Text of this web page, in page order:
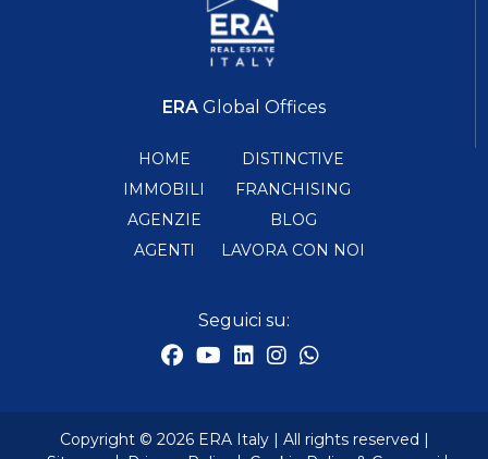
ERAGlobal Offices
HOME
IMMOBILI
AGENZIE
AGENTI
DISTINCTIVE
FRANCHISING
BLOG
LAVORA CON NOI
Seguici su:
Copyright © 2026 ERA Italy | All rights reserved |